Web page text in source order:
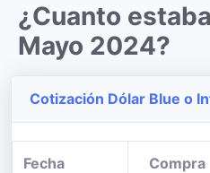
¿Cuanto
Mayo 2024?
Cotización Dólar Blue o
Fecha Compra